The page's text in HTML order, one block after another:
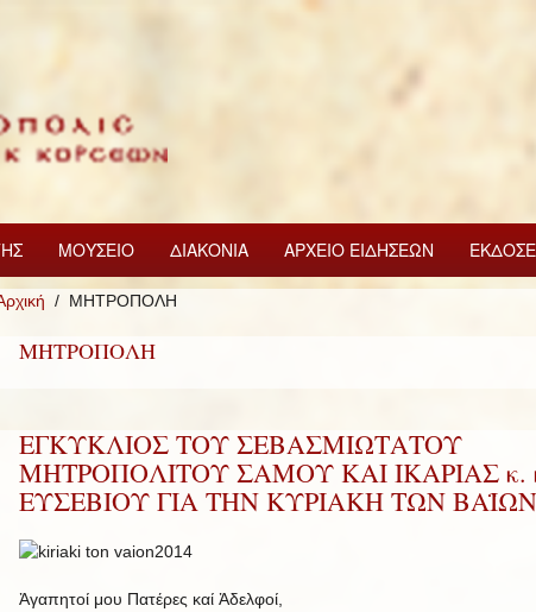
ΜΟΥΣΕΙΟ ΔΙΑΚΟΝΙΑ ΑΡΧΕΙΟ ΕΙΔΗΣΕΩΝ
ΜΗΤΡΟΠΟΛΗ
ΜΗΤΡΟΠΟΛΗ
ΕΓΚΥΚΛΙΟΣ ΤΟΥ ΣΕΒΑΣΜΙΩΤΑΤΟΥ
ΜΗΤΡΟΠΟΛΙΤΟΥ ΣΑΜΟΥ ΚΑΙ ΙΚΑΡΙΑΣ κ.
ΕΥΣΕΒΙΟΥ ΓΙΑ ΤΗΝ ΚΥΡΙΑΚΗ ΤΩΝ ΒΑΪΩΝ
Ἀγαπητοί μου Πατέρες καί Ἀδελφοί,